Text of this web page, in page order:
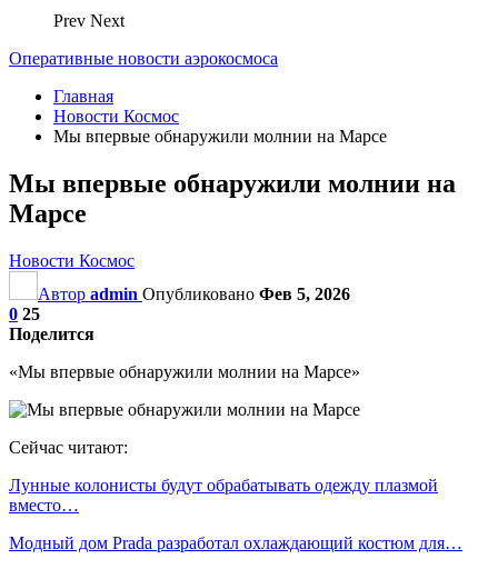
Prev Next
Оперативные новости аэрокосмоса
Главная
Новости Космос
Мы впервые обнаружили молнии на Марсе
Мы впервые обнаружили молнии на
Марсе
Новости Космос
Автор admin Опубликовано Фев 5, 2026
0 25
Поделится
«Мы впервые обнаружили молнии на Марсе»
Сейчас читают:
Лунные колонисты будут обрабатывать одежду плазмой
вместо…
Модный дом Prada разработал охлаждающий костюм для…